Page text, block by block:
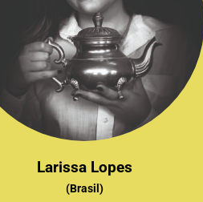
Larissa Lopes
(Brasil)